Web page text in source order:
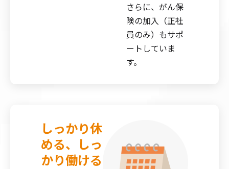
さらに、がん保
険の加入（正社
員のみ）もサポ
ートしていま
す。
しっかり休
める、しっ
かり働ける